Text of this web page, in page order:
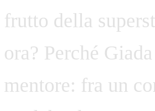
frutto della
ora? Perché
mentore: fra un